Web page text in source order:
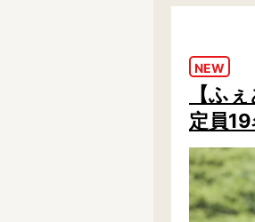
NEW
【ふ
定員